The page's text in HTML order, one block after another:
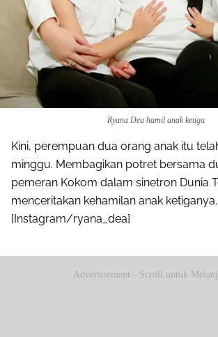
Ryana Dea hamil anak ketiga
Kini, perempuan dua orang anak itu
minggu. Membagikan potret bersama
pemeran Kokom dalam sinetron Dunia
menceritakan kehamilan anak ketiganya.
[Instagram/ryana_dea]
Advertisement - Scroll untuk